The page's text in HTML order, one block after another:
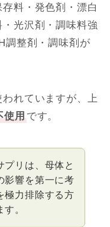
料・発色剤・漂白
光沢剤・調味料強
調整剤・調味剤が
れていますが、上
使用です。
プリは、母体と
影響を第一に考
極力排除する方
。